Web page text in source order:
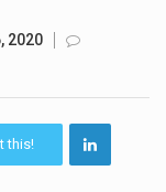
La industria manufacturera de exportación afiliada a Index en Nuevo León ha alcanzado hasta 10%…
Las métricas tradicionales de los parques industriales —absorción, ocupación y metros cuadrados desarrollados— resultan insuficientes…
2020
this!